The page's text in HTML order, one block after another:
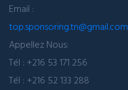
Email :
top.sponsoring.tn@gmail.com
Appellez Nous:
Tél : +216 53 171 256
Tél : +216 52 133 288